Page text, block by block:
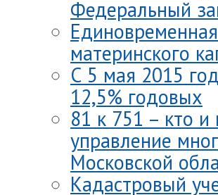
Федеральный
материнского
С 5 мая 2015
12,5% годовых
81 к 751 – кто
управление
Московской
Кадастровый